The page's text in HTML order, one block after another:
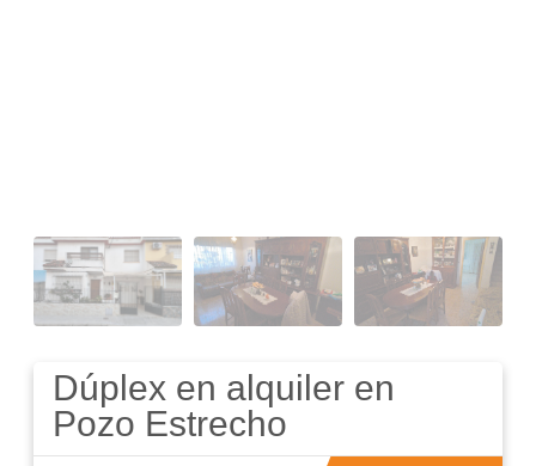
Dúplex en alquiler en
Pozo Estrecho